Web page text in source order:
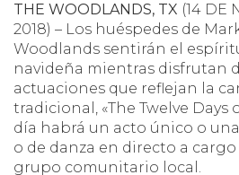
THE WOODLANDS, TX (14 DE
2018) – Los huéspedes de
Woodlands sentirán el
navideña mientras disfrutan
actuaciones que reflejan la
tradicional, «The Twelve Days
día habrá un acto único o
o de danza en directo a
grupo comunitario local.